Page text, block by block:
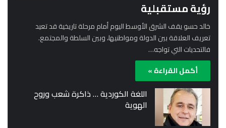
رؤية مستقبلية
خالد حسو يقف الشرق الأوسط اليوم أمام مرحلة تاريخية قد تعيد
تعريف العلاقة بين الدولة ومواطنيها، وبين السلطة والمجتمع.
فالتحديات التي تواجه…
أكمل القراءة »
اللغة الكوردية … ذاكرة شعب وروح
الهوية